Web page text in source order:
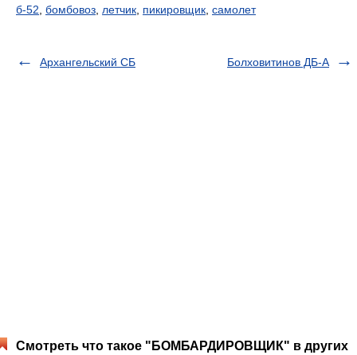
б-52 бомбовоз летчик пикировщик самолет
Архангельский СБ Болховитинов ДБ-А
Смотреть что такое "БОМБАРДИРОВЩИК" в других